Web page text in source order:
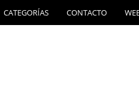
CATEGORÍAS CONTACTO